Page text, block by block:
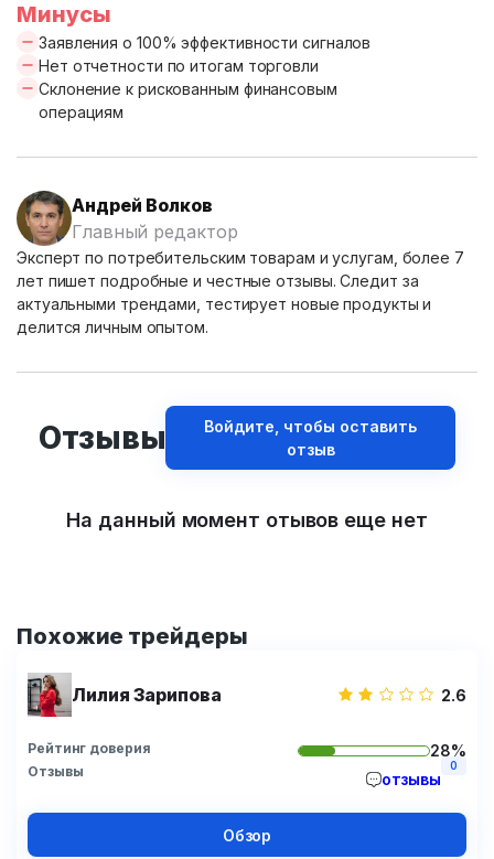
Минусы
Заявления о 100% эффективности сигналов
Нет отчетности по итогам торговли
Склонение к рискованным финансовым
операциям
Андрей Волков
Главный редактор
Эксперт по потребительским товарам и услугам, более 7
лет пишет подробные и честные отзывы. Следит за
актуальными трендами, тестирует новые продукты и
делится личным опытом.
Отзывы
Войдите, чтобы оставить
отзыв
На данный момент отывов еще нет
Похожие трейдеры
Лилия Зарипова 2.6
Рейтинг доверия 28%
Отзывы отзывы
0
Обзор